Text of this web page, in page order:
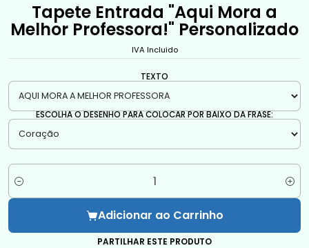
Tapete Entrada "Aqui Mora a
Melhor Professora!" Personalizado
IVA Incluido
TEXTO
ESCOLHA O DESENHO PARA COLOCAR POR BAIXO DA FRASE:
Quantidade
Adicionar ao Carrinho
PARTILHAR ESTE PRODUTO